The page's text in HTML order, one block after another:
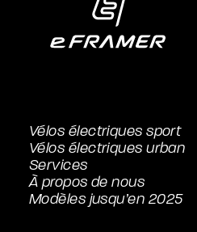
Vélos électriques sport
Vélos électriques urban
Services
À propos de nous
Modèles jusqu’en 2025
L (181 cm